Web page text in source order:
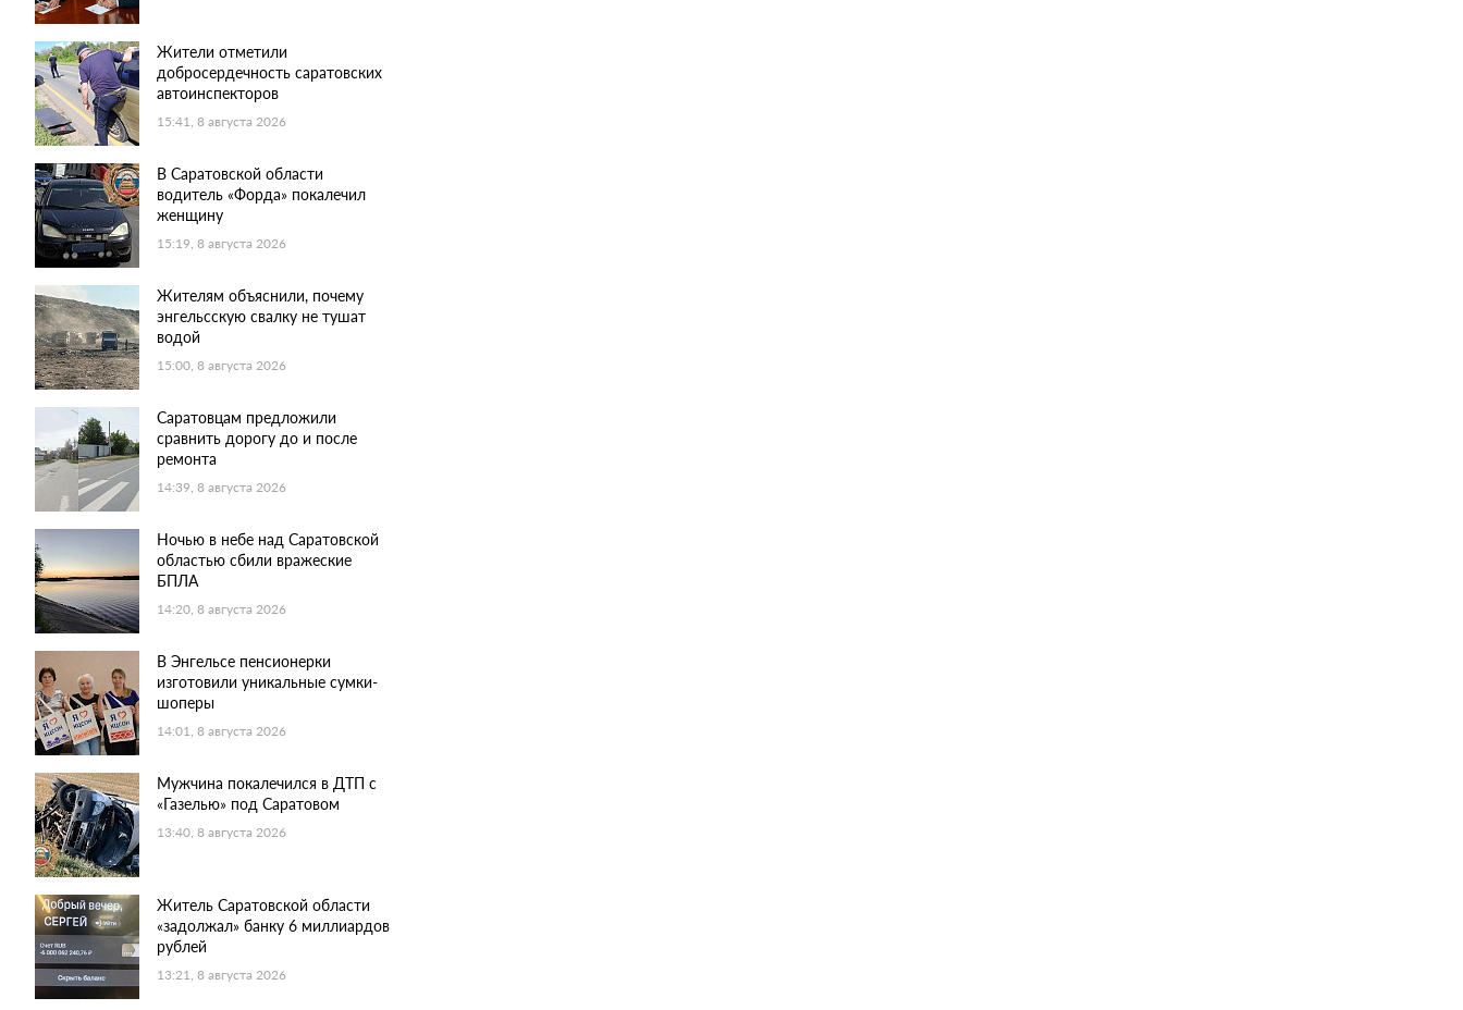
Жители отметили
добросердечность саратовских
автоинспекторов
15:41, 8 августа 2026
В Саратовской области
водитель «Форда» покалечил
женщину
15:19, 8 августа 2026
Жителям объяснили, почему
энгельсскую свалку не тушат
водой
15:00, 8 августа 2026
Саратовцам предложили
сравнить дорогу до и после
ремонта
14:39, 8 августа 2026
Ночью в небе над Саратовской
областью сбили вражеские
БПЛА
14:20, 8 августа 2026
В Энгельсе пенсионерки
изготовили уникальные сумки-
шоперы
14:01, 8 августа 2026
Мужчина покалечился в ДТП с
«Газелью» под Саратовом
13:40, 8 августа 2026
Житель Саратовской области
«задолжал» банку 6 миллиардов
рублей
13:21, 8 августа 2026